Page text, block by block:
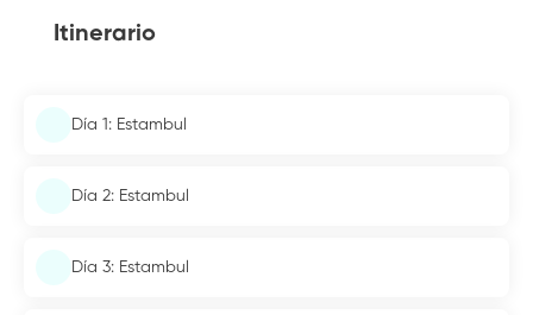
Itinerario
Día 1: Estambul
Día 2: Estambul
Día 3: Estambul